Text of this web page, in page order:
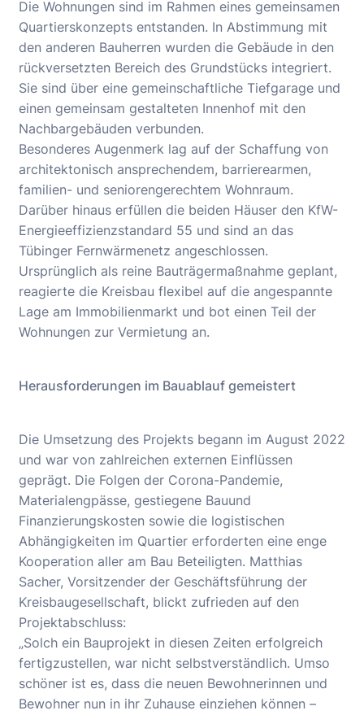
Die Wohnungen sind im Rahmen eines gemeinsamen
Quartierskonzepts entstanden. In Abstimmung mit
den anderen Bauherren wurden die Gebäude in den
rückversetzten Bereich des Grundstücks integriert.
Sie sind über eine gemeinschaftliche Tiefgarage und
einen gemeinsam gestalteten Innenhof mit den
Nachbargebäuden verbunden.
Besonderes Augenmerk lag auf der Schaffung von
architektonisch ansprechendem, barrierearmen,
familien- und seniorengerechtem Wohnraum.
Darüber hinaus erfüllen die beiden Häuser den KfW-
Energieeffizienzstandard 55 und sind an das
Tübinger Fernwärmenetz angeschlossen.
Ursprünglich als reine Bauträgermaßnahme geplant,
reagierte die Kreisbau flexibel auf die angespannte
Lage am Immobilienmarkt und bot einen Teil der
Wohnungen zur Vermietung an.
Herausforderungen im Bauablauf gemeistert
Die Umsetzung des Projekts begann im August 2022
und war von zahlreichen externen Einflüssen
geprägt. Die Folgen der Corona-Pandemie,
Materialengpässe, gestiegene Bauund
Finanzierungskosten sowie die logistischen
Abhängigkeiten im Quartier erforderten eine enge
Kooperation aller am Bau Beteiligten. Matthias
Sacher, Vorsitzender der Geschäftsführung der
Kreisbaugesellschaft, blickt zufrieden auf den
Projektabschluss:
„Solch ein Bauprojekt in diesen Zeiten erfolgreich
fertigzustellen, war nicht selbstverständlich. Umso
schöner ist es, dass die neuen Bewohnerinnen und
Bewohner nun in ihr Zuhause einziehen können –